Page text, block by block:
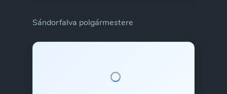
Sándorfalva polgármestere